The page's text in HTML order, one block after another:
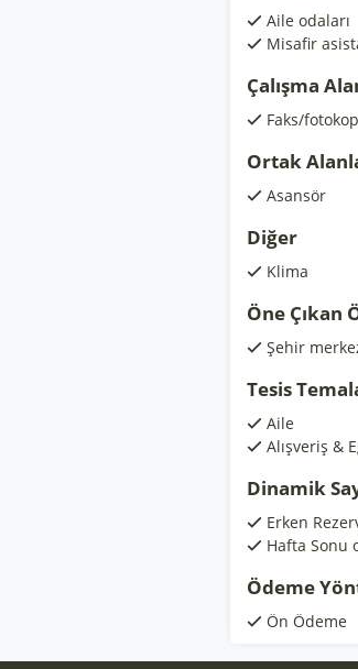
Aile odaları
Misafir
Çalışma
Faks/
Ortak
Asansör
Diğer
Klima
Öne Çıkan
Şehir
Tesis
Aile
Alışveriş &
Dinamik
Erken
Hafta Sonu
Ödeme
Ön Ödeme